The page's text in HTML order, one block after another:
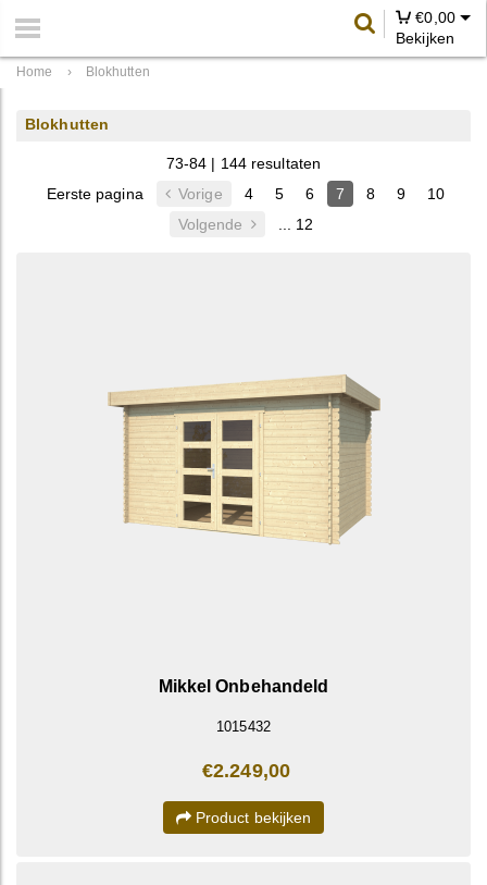
€0,00
Bekijken
Home › Blokhutten
Blokhutten
73-84 | 144 resultaten
Eerste pagina
Vorige 4 5 6 7 8 9
10
Volgende
... 12
Mikkel Onbehandeld
1015432
€2.249,00
Product bekijken